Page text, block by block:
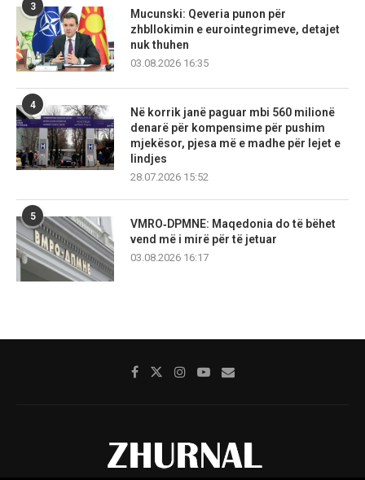
3
Mucunski: Qeveria punon për
zhbllokimin e eurointegrimeve, detajet
nuk thuhen
03.08.2026 16:35
4
Në korrik janë paguar mbi 560 milionë
denarë për kompensime për pushim
mjekësor, pjesa më e madhe për lejet e
lindjes
28.07.2026 15:52
5
VMRO‑DPMNE: Maqedonia do të bëhet
vend më i mirë për të jetuar
03.08.2026 16:17